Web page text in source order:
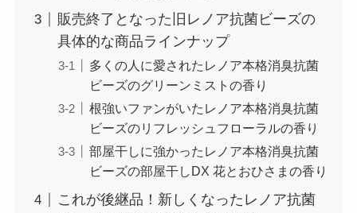
販売終了となった旧レノア抗菌ビーズの
具体的な商品ラインナップ
多くの人に愛されたレノア本格消臭抗菌
ビーズのグリーンミストの香り
根強いファンがいたレノア本格消臭抗菌
ビーズのリフレッシュフローラルの香り
部屋干しに強かったレノア本格消臭抗菌
ビーズの部屋干しDX 花とおひさまの香り
これが後継品！新しくなったレノア抗菌